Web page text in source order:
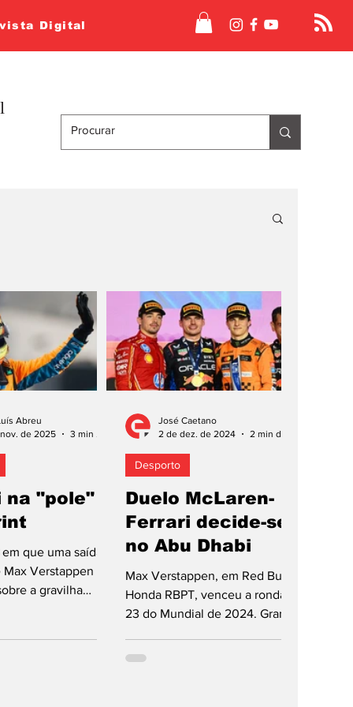
Digital
na "pole"
que uma saída
Max Verstappen
a gravilha
Bull só conseguiu
Abreu
de 2025
3 min de leitura
Duelo McLaren-
Ferrari decide-se
no Abu Dhabi
Max Verstappen, em Red Bull-
Honda RBPT, venceu a ronda
23 do Mundial de 2024. Grande
decidiu a primeira...
Desporto
José Caetano
2 de dez. de 2024